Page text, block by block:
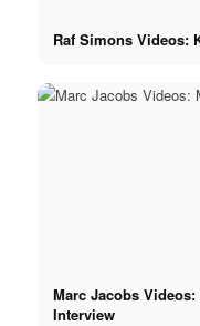
Raf Simons Videos:
Marc Jacobs
Interview